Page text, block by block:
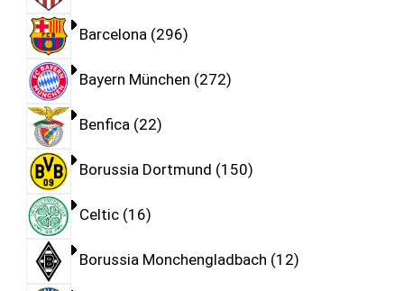
Barcelona 296
Bayern München 272
Benfica 22
Borussia Dortmund 150
Celtic 16
Borussia Monchengladbach 12